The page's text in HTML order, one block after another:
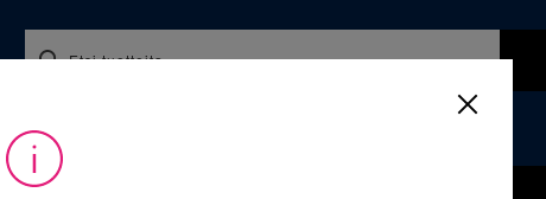
Ajankohtaista
tunnukset verkkokauppaan? Tilaa ne